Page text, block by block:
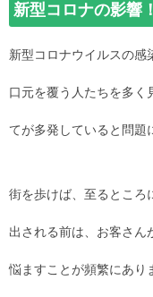
新型コロナの影響
新型コロナウイルスの感
口元を覆う人たちを多く
てが多発していると問題
街を歩けば、至るところ
出される前は、お客さん
悩ますことが頻繁にあり